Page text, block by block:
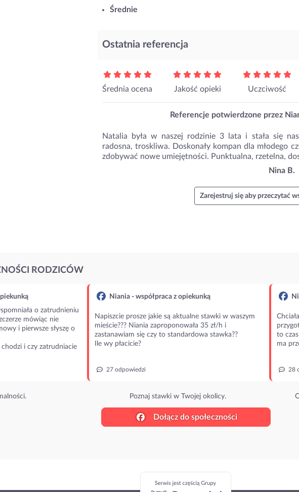
Średnie
Ostatnia referencja
Średnia ocena Jakość opieki Uczciwość
Referencje potwierdzone przez
Natalia była w naszej rodzinie 3 lata i stała się
radosna, troskliwa. Doskonały kompan dla młodego
zdobywać nowe umiejętności. Punktualna, rzetelna,
Nina B.
Zarejestruj się aby przeczytać
RODZICÓW
o zatrudnieniu
mówiąc nie
i pierwsze słyszę o
i czy zatrudniacie
Niania - współpraca z opiekunką
Napiszcie prosze jakie są aktualne stawki w waszym
mieście??? Niania zaproponowała 35 zł/h i
zastanawiam się czy to standardowa stawka??
Ile wy płacicie?
27 odpowiedzi
Poznaj stawki w Twojej okolicy.
to
ma
28
Dołącz do społeczności